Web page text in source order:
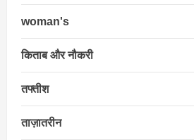
woman's
किताब और नौकरी
तफ्तीश
ताज़ातरीन